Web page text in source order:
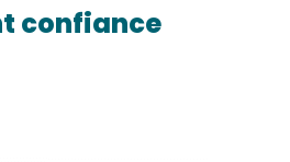
confiance